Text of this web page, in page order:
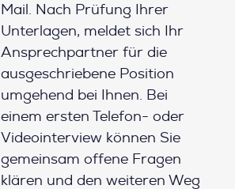
Mail. Nach Prüfung Ihrer
Unterlagen, meldet sich Ihr
Ansprechpartner für die
ausgeschriebene Position
umgehend bei Ihnen. Bei
einem ersten Telefon- oder
Videointerview können Sie
gemeinsam offene Fragen
klären und den weiteren Weg